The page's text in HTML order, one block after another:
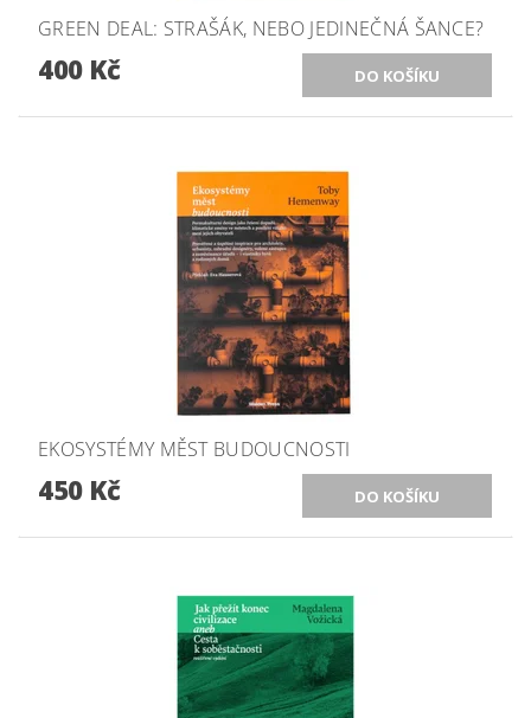
GREEN DEAL: STRAŠÁK, NEBO JEDINEČNÁ ŠANCE?
400 Kč
EKOSYSTÉMY MĚST BUDOUCNOSTI
450 Kč